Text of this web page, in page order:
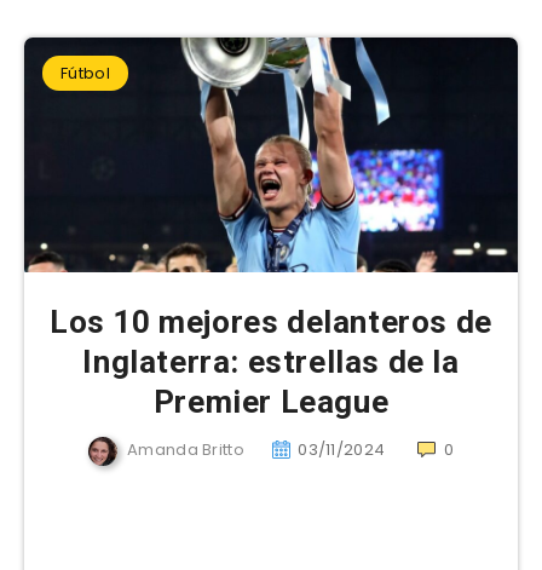
Fútbol
Los 10 mejores delanteros de
Inglaterra: estrellas de la
Premier League
Amanda Britto 03/11/2024 0